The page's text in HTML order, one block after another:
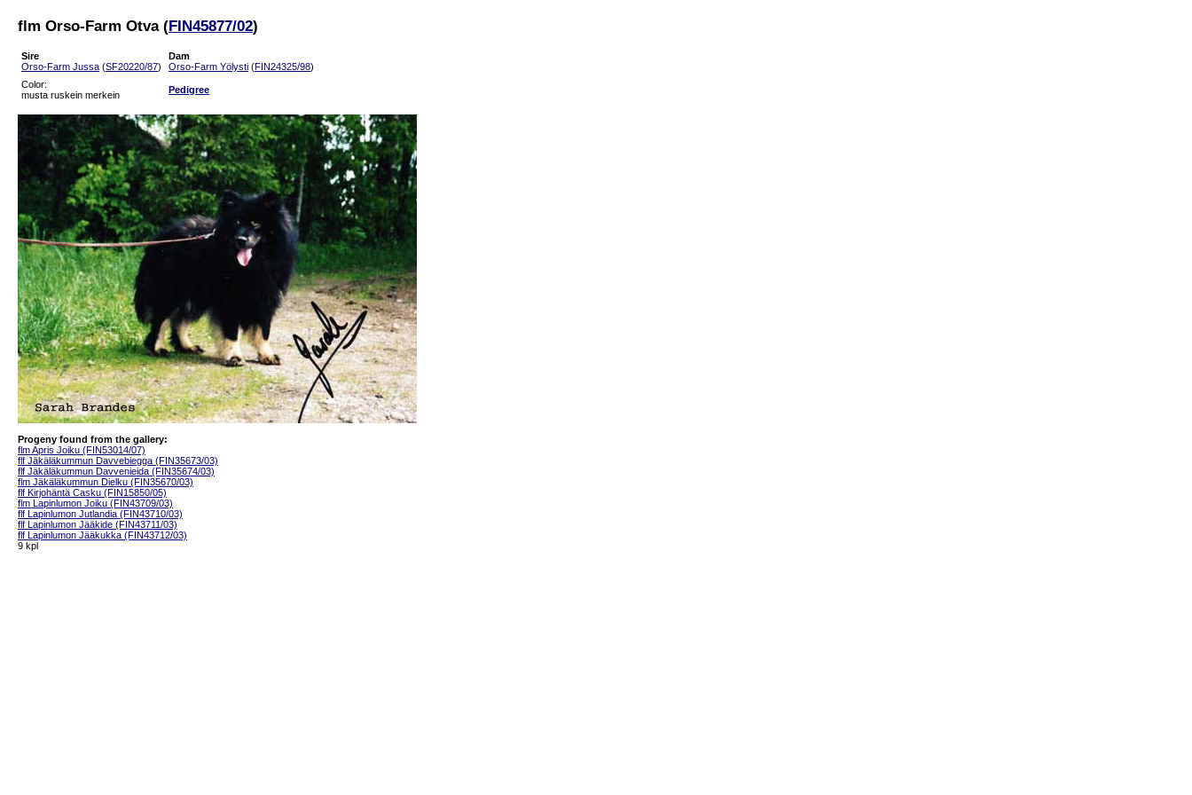
flm Orso-Farm Otva (FIN45877/02)
Sire
Orso-Farm Jussa (SF20220/87)
Dam
Orso-Farm Yölysti (FIN24325/98)
Color:
musta ruskein merkein
Pedigree
Progeny found from the gallery:
flm Apris Joiku (FIN53014/07)
flf Jäkäläkummun Davvebiegga (FIN35673/03)
flf Jäkäläkummun Davvenieida (FIN35674/03)
flm Jäkäläkummun Dielku (FIN35670/03)
flf Kirjohäntä Casku (FIN15850/05)
flm Lapinlumon Joiku (FIN43709/03)
flf Lapinlumon Jutlandia (FIN43710/03)
flf Lapinlumon Jääkide (FIN43711/03)
flf Lapinlumon Jääkukka (FIN43712/03)
9 kpl